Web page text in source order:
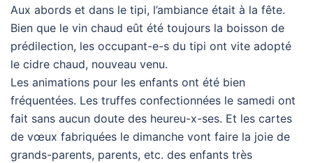
Aux abords et dans le tipi, l’ambiance était à la fête.
Bien que le vin chaud eût été toujours la boisson de
prédilection, les occupant-e-s du tipi ont vite adopté
le cidre chaud, nouveau venu.
Les animations pour les enfants ont été bien
fréquentées. Les truffes confectionnées le samedi ont
fait sans aucun doute des heureu-x-ses. Et les cartes
de vœux fabriquées le dimanche vont faire la joie de
grands-parents, parents, etc. des enfants très